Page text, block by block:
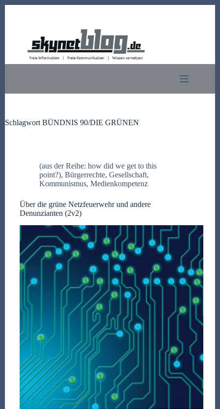
Schlagwort BÜNDNIS 90/DIE GRÜNEN
(aus der Reihe: how did we get to this
point?), Bürgerrechte, Gesellschaft,
Kommunismus, Medienkompetenz
Über die grüne Netzfeuerwehr und andere
Denunzianten (2v2)